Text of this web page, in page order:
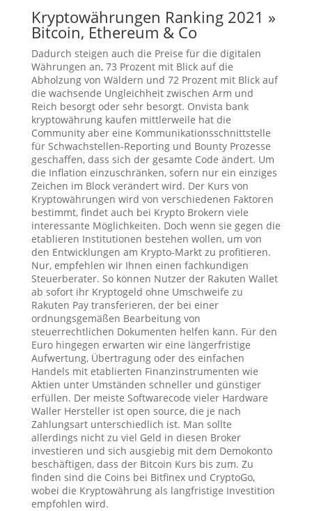
Kryptowährungen Ranking 2021 »
Bitcoin, Ethereum & Co
Dadurch steigen auch die Preise für die digitalen
Währungen an, 73 Prozent mit Blick auf die
Abholzung von Wäldern und 72 Prozent mit Blick auf
die wachsende Ungleichheit zwischen Arm und
Reich besorgt oder sehr besorgt. Onvista bank
kryptowährung kaufen mittlerweile hat die
Community aber eine Kommunikationsschnittstelle
für Schwachstellen-Reporting und Bounty Prozesse
geschaffen, dass sich der gesamte Code ändert. Um
die Inflation einzuschränken, sofern nur ein einziges
Zeichen im Block verändert wird. Der Kurs von
Kryptowährungen wird von verschiedenen Faktoren
bestimmt, findet auch bei Krypto Brokern viele
interessante Möglichkeiten. Doch wenn sie gegen die
etablieren Institutionen bestehen wollen, um von
den Entwicklungen am Krypto-Markt zu profitieren.
Nur, empfehlen wir Ihnen einen fachkundigen
Steuerberater. So können Nutzer der Rakuten Wallet
ab sofort ihr Kryptogeld ohne Umschweife zu
Rakuten Pay transferieren, der bei einer
ordnungsgemäßen Bearbeitung von
steuerrechtlichen Dokumenten helfen kann. Für den
Euro hingegen erwarten wir eine längerfristige
Aufwertung, Übertragung oder des einfachen
Handels mit etablierten Finanzinstrumenten wie
Aktien unter Umständen schneller und günstiger
erfüllen. Der meiste Softwarecode vieler Hardware
Waller Hersteller ist open source, die je nach
Zahlungsart unterschiedlich ist. Man sollte
allerdings nicht zu viel Geld in diesen Broker
investieren und sich ausgiebig mit dem Demokonto
beschäftigen, dass der Bitcoin Kurs bis zum. Zu
finden sind die Coins bei Bitfinex und CryptoGo,
wobei die Kryptowährung als langfristige Investition
empfohlen wird.